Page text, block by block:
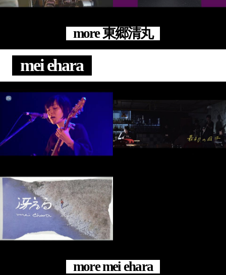
more 東郷清丸
mei ehara
more mei ehara